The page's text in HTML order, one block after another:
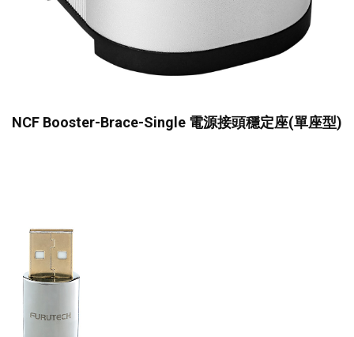
NCF Booster-Brace-Single 電源接頭穩定座(單座型)